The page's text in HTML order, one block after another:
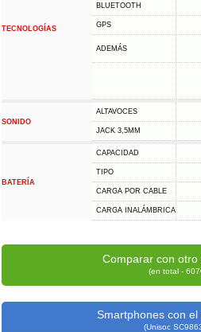
TECNOLOGÍAS
BLUETOOTH
GPS
ADEMÁS
SONIDO
ALTAVOCES
JACK 3,5MM
BATERÍA
CAPACIDAD
TIPO
CARGA POR CABLE
CARGA INALÁMBRICA
Comparar con otro
(en total -
Smartphones con
(Unisoc